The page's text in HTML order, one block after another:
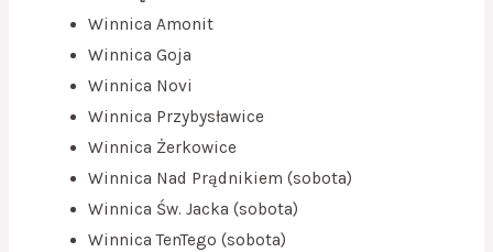
Winnica Amonit
Winnica Goja
Winnica Novi
Winnica Przybysławice
Winnica Żerkowice
Winnica Nad Prądnikiem (sobota)
Winnica Św. Jacka (sobota)
Winnica TenTego (sobota)